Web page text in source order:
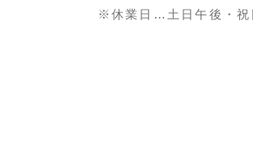
※休業日…土日午後・祝